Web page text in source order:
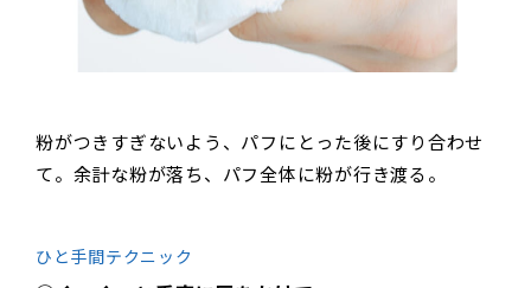
粉がつきすぎないよう、パフにとった後にすり合わせ
て。余計な粉が落ち、パフ全体に粉が行き渡る。
ひと手間テクニック